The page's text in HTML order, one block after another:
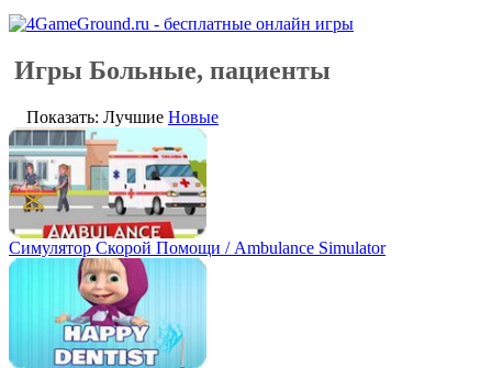
Игры Больные, пациенты
Показать: Лучшие Новые
Симулятор Скорой Помощи / Ambulance Simulator